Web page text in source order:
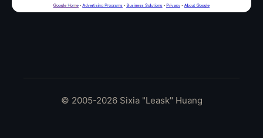
© 2005-2026 Sixia "Leask" Huang